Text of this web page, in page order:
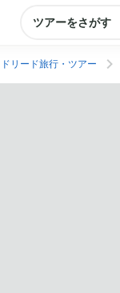
ツアーをさがす
リード旅行・ツアー